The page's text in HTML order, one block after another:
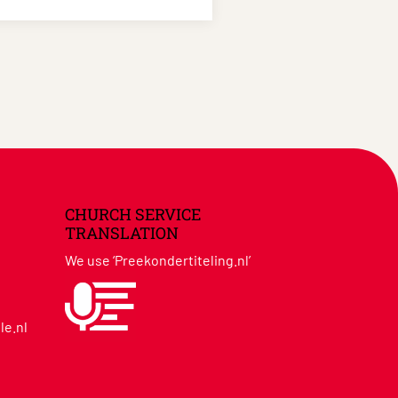
CHURCH SERVICE
TRANSLATION
We use ‘Preekondertiteling.nl’